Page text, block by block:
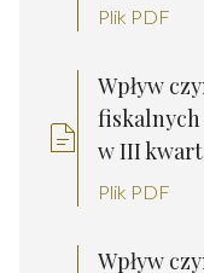
Plik PDF
Wpływ
fiskalnych
w III
Plik PDF
Wpływ